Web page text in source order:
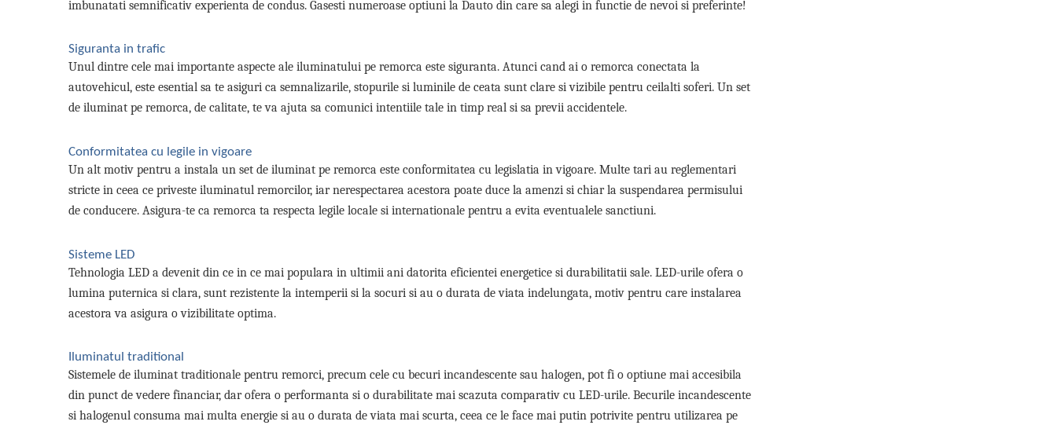
Volvo FH 3 Euro 5
Volvo Model FM
Lumini, Becuri, Proiectoare
Accesorii iluminare LED camioane
Bare LED (LED Bar) off-road, auto
Becuri auto
Becuri Halogen Auto
Becuri Led Auto
Faruri Camioane, Utilaje &
Lampi gabarit auto si remorci
Lampi gabarit cu brat auto si
Lampi interior, Plafoniere
imbunatati semnificativ experienta de condus. Gasesti numeroase optiuni la Dauto din care sa alegi in functie de nevoi si preferinte!
Siguranta in trafic
Unul dintre cele mai importante aspecte ale iluminatului pe remorca este siguranta. Atunci cand ai o remorca conectata la
autovehicul, este esential sa te asiguri ca semnalizarile, stopurile si luminile de ceata sunt clare si vizibile pentru ceilalti soferi. Un set
de iluminat pe remorca, de calitate, te va ajuta sa comunici intentiile tale in timp real si sa previi accidentele.
Conformitatea cu legile in vigoare
Un alt motiv pentru a instala un set de iluminat pe remorca este conformitatea cu legislatia in vigoare. Multe tari au reglementari
stricte in ceea ce priveste iluminatul remorcilor, iar nerespectarea acestora poate duce la amenzi si chiar la suspendarea permisului
de conducere. Asigura-te ca remorca ta respecta legile locale si internationale pentru a evita eventualele sanctiuni.
Sisteme LED
Tehnologia LED a devenit din ce in ce mai populara in ultimii ani datorita eficientei energetice si durabilitatii sale. LED-urile ofera o
lumina puternica si clara, sunt rezistente la intemperii si la socuri si au o durata de viata indelungata, motiv pentru care instalarea
acestora va asigura o vizibilitate optima.
Iluminatul traditional
Sistemele de iluminat traditionale pentru remorci, precum cele cu becuri incandescente sau halogen, pot fi o optiune mai accesibila
din punct de vedere financiar, dar ofera o performanta si o durabilitate mai scazuta comparativ cu LED-urile. Becurile incandescente
si halogenul consuma mai multa energie si au o durata de viata mai scurta, ceea ce le face mai putin potrivite pentru utilizarea pe